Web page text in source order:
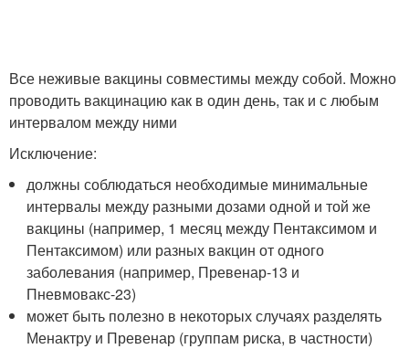
Все неживые вакцины совместимы между собой. Можно
проводить вакцинацию как в один день, так и с любым
интервалом между ними
Исключение:
должны соблюдаться необходимые минимальные
интервалы между разными дозами одной и той же
вакцины (например, 1 месяц между Пентаксимом и
Пентаксимом) или разных вакцин от одного
заболевания (например, Превенар-13 и
Пневмовакс-23)
может быть полезно в некоторых случаях разделять
Менактру и Превенар (группам риска, в частности)